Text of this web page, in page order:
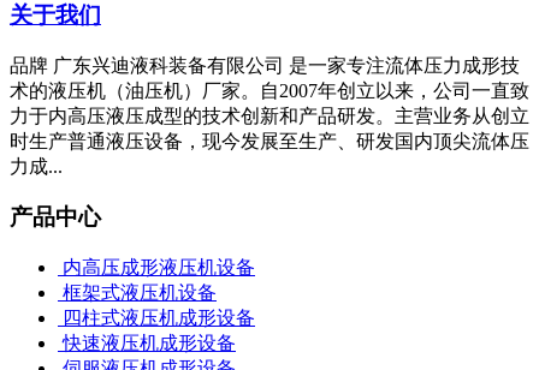
关于我们
品牌 广东兴迪液科装备有限公司 是一家专注流体压力成形技
术的液压机（油压机）厂家。自2007年创立以来，公司一直致
力于内高压液压成型的技术创新和产品研发。主营业务从创立
时生产普通液压设备，现今发展至生产、研发国内顶尖流体压
力成...
产品中心
内高压成形液压机设备
框架式液压机设备
四柱式液压机成形设备
快速液压机成形设备